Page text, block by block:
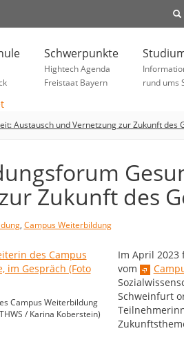
Schwerpunkte
Hightech Agenda
Freistaat Bayern
rund ums
Austausch und Vernetzung zur Zukunft des
Zukunft des
, Campus Weiterbildung
Campus Weiterbildung
/ Karina Koberstein)
Im April 2023
vom
Schweinfurt